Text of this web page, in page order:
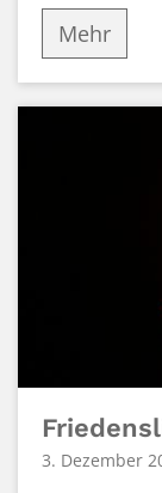
Mehr
3. Dezember